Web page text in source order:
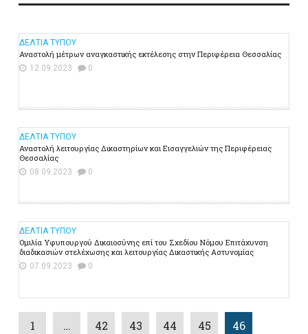
ΔΕΛΤΙΑ ΤΥΠΟΥ
Αναστολή μέτρων αναγκαστικής εκτέλεσης στην Περιφέρεια Θεσσαλίας
12.09.2023 0
ΔΕΛΤΙΑ ΤΥΠΟΥ
Αναστολή λειτουργίας Δικαστηρίων και Εισαγγελιών της Περιφέρειας
Θεσσαλίας
08.09.2023 0
ΔΕΛΤΙΑ ΤΥΠΟΥ
Ομιλία Υφυπουργού Δικαιοσύνης επί του Σχεδίου Νόμου Επιτάχυνση
διαδικασιών στελέχωσης και λειτουργίας Δικαστικής Αστυνομίας
07.09.2023 0
1 … 42 43 44 45
46